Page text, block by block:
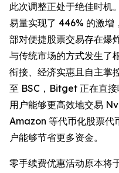
此次调整正处于绝佳时机
易量实现了 446% 的激增
部对便捷股票交易存在爆
与传统市场的方式发生了
衔接、经济实惠且自主掌
至 BSC，Bitget 正在直
用户能够更高效地交易
Amazon 等代币化股票代
户能够节省更多资金。
零手续费优惠活动原本将